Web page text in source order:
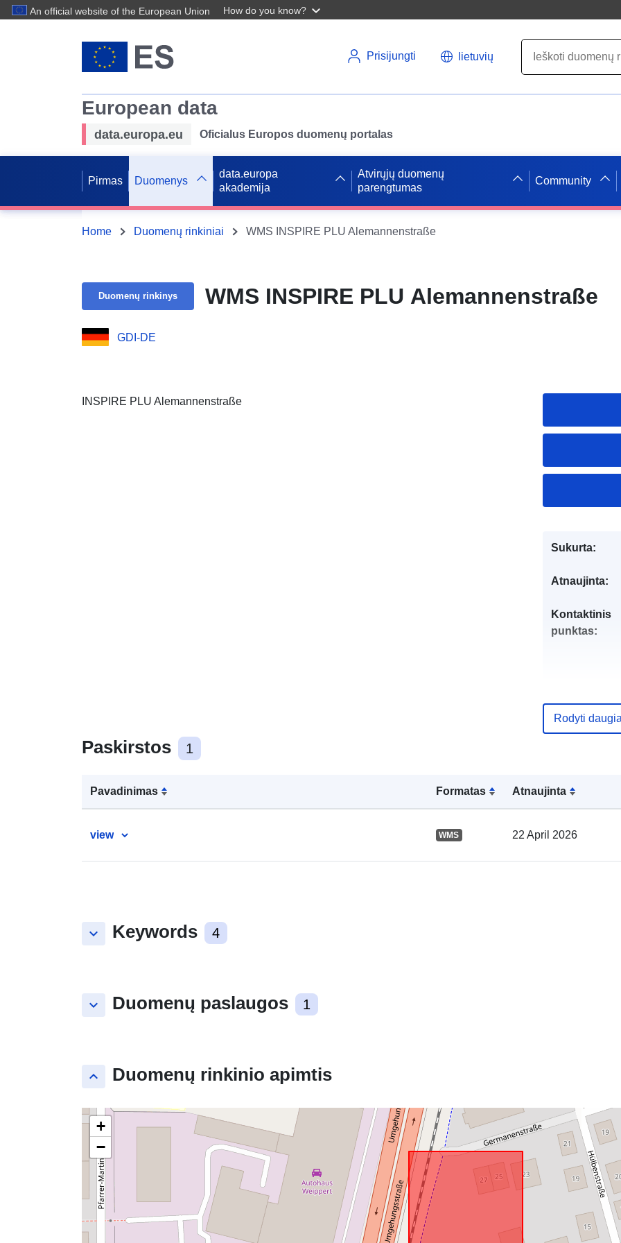
An official website of the European Union How do you know?
Prisijungti lietuvių
European data
data.europa.eu Oficialus Europos duomenų portalas
Pirmas Duomenys
data.europa
akademija
Atvirųjų duomenų
parengtumas
Community
Home Duomenų rinkiniai WMS INSPIRE PLU Alemannenstraße
Duomenų rinkinys WMS INSPIRE PLU Alemannenstraße
GDI-DE
INSPIRE PLU Alemannenstraße
Paskirstos 1
Pavadinimas Formatas Atnaujinta
view WMS 22 April 2026
keyboard_arrow_down Keywords 4
keyboard_arrow_down Duomenų paslaugos 1
keyboard_arrow_up Duomenų rinkinio apimtis
+
−
Sukurta:
Atnaujinta:
Kontaktinis
punktas:
duomenys:
Rodyti